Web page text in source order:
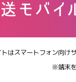
はスマートフォン向けサ
※端末